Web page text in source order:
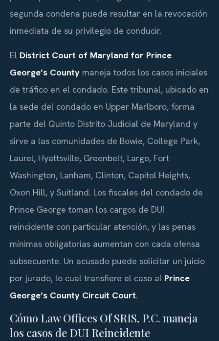
segunda condena puede resultar en la revocación
inmediata de su privilegio de conducir.
El District Court of Maryland for Prince
George’s County maneja todos los casos iniciales
de tráfico en el condado. Este tribunal, ubicado en
la sede del condado en Upper Marlboro, forma
parte del Quinto Distrito Judicial de Maryland y
sirve a las comunidades de Bowie, College Park,
Laurel, Hyattsville, Greenbelt, Largo, Fort
Washington, Lanham, Clinton, Capitol Heights,
Oxon Hill, y Suitland. Los fiscales del condado de
Prince George toman los cargos de DUI
reincidente con particular atención, y las penas
mínimas obligatorias aumentan con cada ofensa
subsecuente. Un acusado puede solicitar un juicio
por jurado, lo cual transfiere el caso al Prince
George’s County Circuit Court.
Cómo Law Offices Of SRIS, P.C. maneja
los casos de DUI Reincidente